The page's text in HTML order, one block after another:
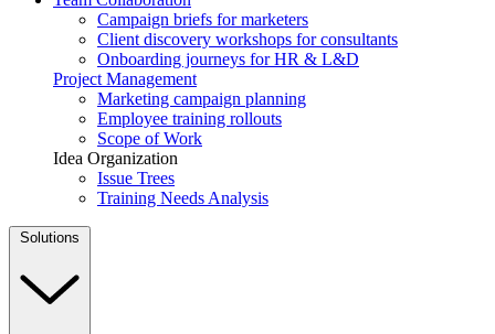
Campaign briefs for marketers
Client discovery workshops for consultants
Onboarding journeys for HR & L&D
Project Management
Marketing campaign planning
Employee training rollouts
Scope of Work
Idea Organization
Issue Trees
Training Needs Analysis
Solutions